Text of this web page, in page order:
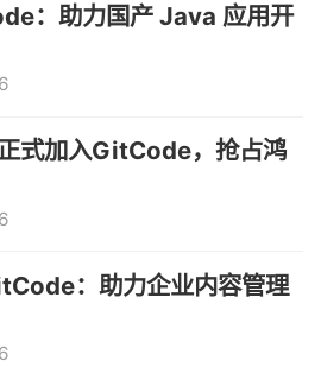
：助力国产 Java 应用开
式加入GitCode，抢占鸿
：助力企业内容管理